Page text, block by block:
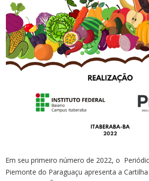
Em seu primeiro número de 2022, o
Piemonte do Paraguaçu apresenta a Cartilha